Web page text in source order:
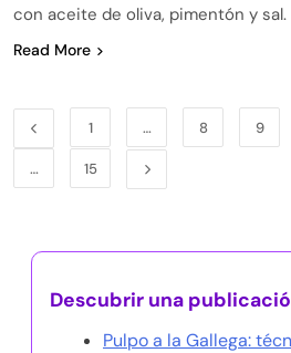
con aceite de oliva, pimentón y sal.
Read More
1 … 8 9
… 15
Descubrir una
Pulpo a la Gallega: